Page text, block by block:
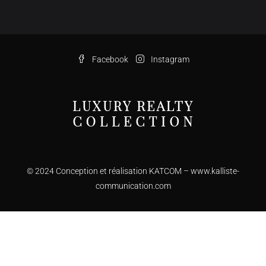
Facebook Instagram
© 2024 Conception et réalisation KATCOM – www.kalliste-
communication.com